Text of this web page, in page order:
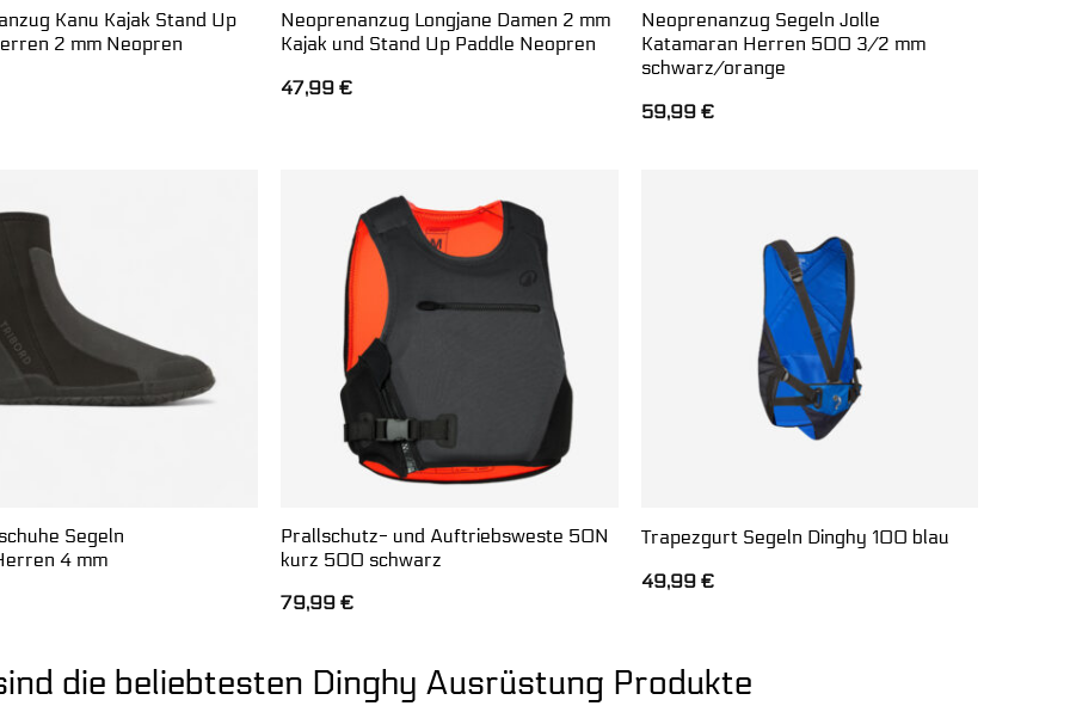
Kanu Kajak Stand Up
2 mm Neopren
Neoprenanzug Longjane Damen 2 mm
Kajak und Stand Up Paddle Neopren
47,99€
Neoprenanzug Segeln Jolle
Katamaran Herren 500 3/2 mm
schwarz/orange
59,99€
Segeln
4 mm
Prallschutz- und Auftriebsweste 50N
kurz 500 schwarz
79,99€
Trapezgurt Segeln Dinghy 100 blau
49,99€
die beliebtesten Dinghy Ausrüstung Produkte